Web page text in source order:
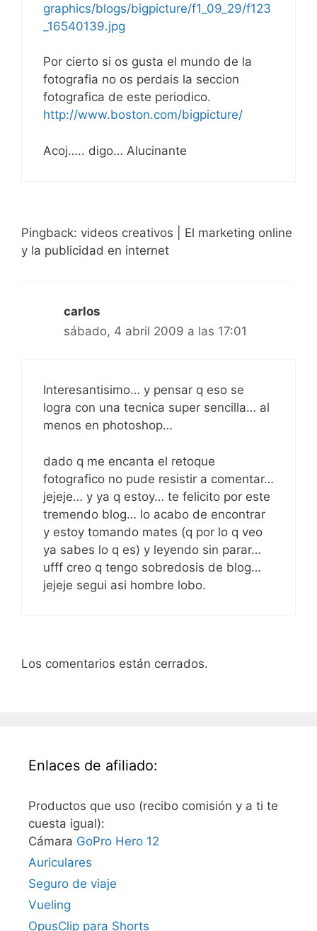
graphics/blogs/bigpicture/f1_09_29/f123
_16540139.jpg
Por cierto si os gusta el mundo de la
fotografia no os perdais la seccion
fotografica de este periodico.
http://www.boston.com/bigpicture/
Acoj….. digo… Alucinante
Pingback: videos creativos | El marketing online
y la publicidad en internet
carlos
sábado, 4 abril 2009 a las 17:01
Interesantisimo… y pensar q eso se
logra con una tecnica super sencilla… al
menos en photoshop…
dado q me encanta el retoque
fotografico no pude resistir a comentar…
jejeje… y ya q estoy… te felicito por este
tremendo blog… lo acabo de encontrar
y estoy tomando mates (q por lo q veo
ya sabes lo q es) y leyendo sin parar…
ufff creo q tengo sobredosis de blog…
jejeje segui asi hombre lobo.
Los comentarios están cerrados.
Enlaces de afiliado:
Productos que uso (recibo comisión y a ti te
cuesta igual):
Cámara GoPro Hero 12
Auriculares
Seguro de viaje
Vueling
OpusClip para Shorts